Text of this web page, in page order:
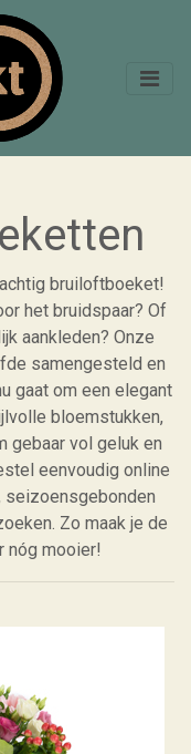
bruiloftboeket!
het bruidspaar? Of
aankleden? Onze
samengesteld en
gaat om een elegant
bloemstukken,
gebaar vol geluk en
eenvoudig online
seizoensgebonden
Zo maak je de
nóg mooier!